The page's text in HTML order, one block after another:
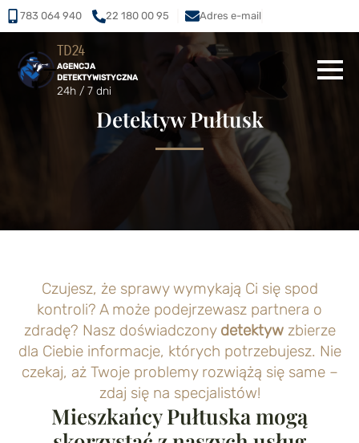
783 064 940 22 180 00 95 Adres e-mail
TD24
AGENCJA
DETEKTYWISTYCZNA
24h / 7 dni
Detektyw Pułtusk
Czujesz, że sprawy wymykają Ci się spod
kontroli? A może podejrzewasz partnera o
zdradę? Nasz doświadczony detektywzbierze
dla Ciebie informacje, których potrzebujesz. Nie
czekaj, aż Twoje problemy rozwiążą się same –
zdaj się na specjalistów!
Mieszkańcy Pułtuska mogą